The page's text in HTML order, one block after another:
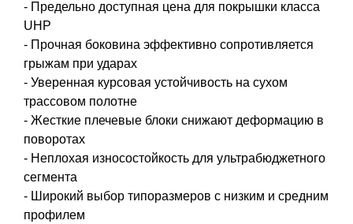
- Предельно доступная цена для покрышки класса
UHP
- Прочная боковина эффективно сопротивляется
грыжам при ударах
- Уверенная курсовая устойчивость на сухом
трассовом полотне
- Жесткие плечевые блоки снижают деформацию в
поворотах
- Неплохая износостойкость для ультрабюджетного
сегмента
- Широкий выбор типоразмеров с низким и средним
профилем